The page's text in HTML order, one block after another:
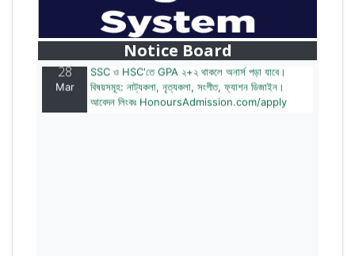
Notice Board
বাজেটের মধ্যে প্রাইভেট ইউনিভার্সিটিতে অনার্স পড়ার সুযোগ।
২০টির অধিক বিষয়, ৪ বছরে মোট খরচ ২ লক্ষ থেকে ৫ লক্ষ টাকা।
আবেদন লিংকঃ HonoursAdmission.com/apply
28
Mar
SSC ও HSC'তে GPA ২+২ থাকলে অনার্স পড়া যাবে।
বিষয়সমূহ: নাট্যকলা, নৃত্যকলা, সংগীত, ফ্যাশন ডিজাইন।
আবেদন লিংকঃ HonoursAdmission.com/apply